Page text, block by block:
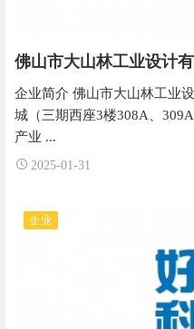
佛山市大山林工业设计
企业简介 佛山市大山林工业
城（三期西座3楼308A、
产业 ...
2025-01-31
企业